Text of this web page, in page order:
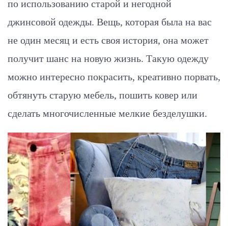
по использованию старой и негодной
джинсовой одежды. Вещь, которая была на вас
не один месяц и есть своя история, она может
получит шанс на новую жизнь. Такую одежду
можно интересно покрасить, креативно порвать,
обтянуть старую мебель, пошить ковер или
сделать многочисленные мелкие безделушки.